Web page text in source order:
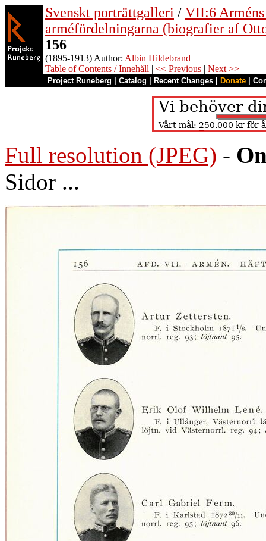
Svenskt porträttgalleri / VII:6
arméfördelningarna (biografier af
156
(1895-1913) Author: Albin Hildebrand
Table of Contents / Innehåll | << Previous | Next >>
Project Runeberg Catalog Recent Changes Donate
Full resolution (JPEG) -
Sidor ...